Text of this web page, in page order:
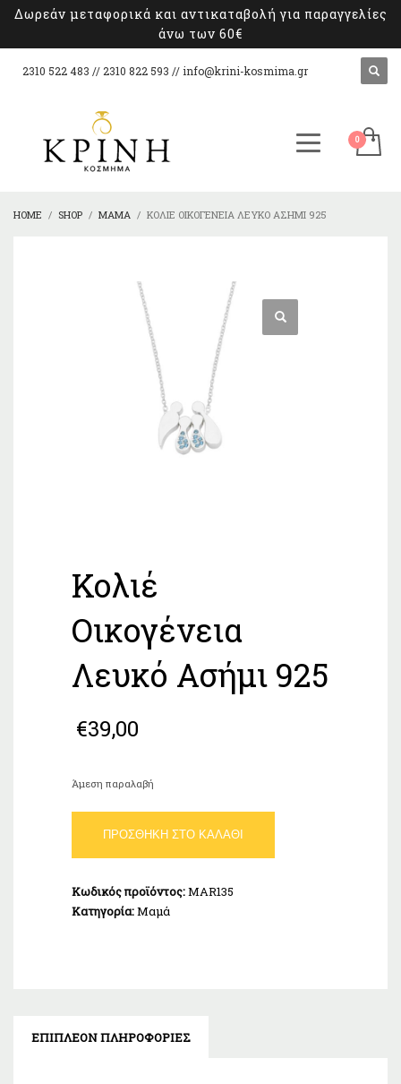
Δωρεάν μεταφορικά και αντικαταβολή για παραγγελίες
άνω των 60€
2310 522 483 // 2310 822 593 // info@krini-kosmima.gr
HOME SHOP ΜΑΜΆ ΚΟΛΙΈ ΟΙΚΟΓΈΝΕΙΑ ΛΕΥΚΌ ΑΣΉΜΙ 925
Κολιέ
Οικογένεια
Λευκό Ασήμι 925
€39,00
Άμεση παραλαβή
Οικογένεια
Λευκό
925
ποσότητα
ΠΡΟΣΘΉΚΗ ΣΤΟ ΚΑΛΆΘΙ
Κωδικός προϊόντος:MAR135
Κατηγορία:Μαμά
ΕΠΙΠΛΈΟΝ ΠΛΗΡΟΦΟΡΊΕΣ